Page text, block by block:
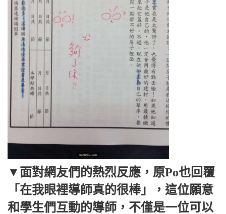
▼面對網友們的熱烈反應，原Po也回覆
「在我眼裡導師真的很棒」，這位願意
和學生們互動的導師，不僅是一位可以